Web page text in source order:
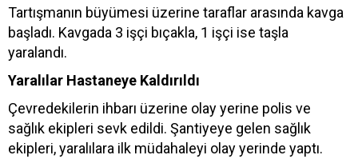
Tartışmanın büyümesi üzerine taraflar arasında kavga
başladı. Kavgada 3 işçi bıçakla, 1 işçi ise taşla
yaralandı.
Yaralılar Hastaneye Kaldırıldı
Çevredekilerin ihbarı üzerine olay yerine polis ve
sağlık ekipleri sevk edildi. Şantiyeye gelen sağlık
ekipleri, yaralılara ilk müdahaleyi olay yerinde yaptı.